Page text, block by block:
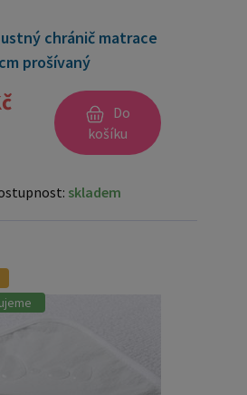
chránič matrace
prošívaný
Do
košíku
skladem